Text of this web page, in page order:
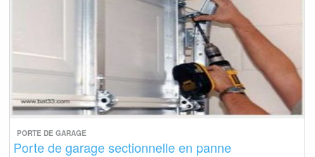
PORTE DE GARAGE
Porte de garage sectionnelle en panne